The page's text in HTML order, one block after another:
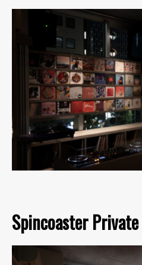
Spincoaster